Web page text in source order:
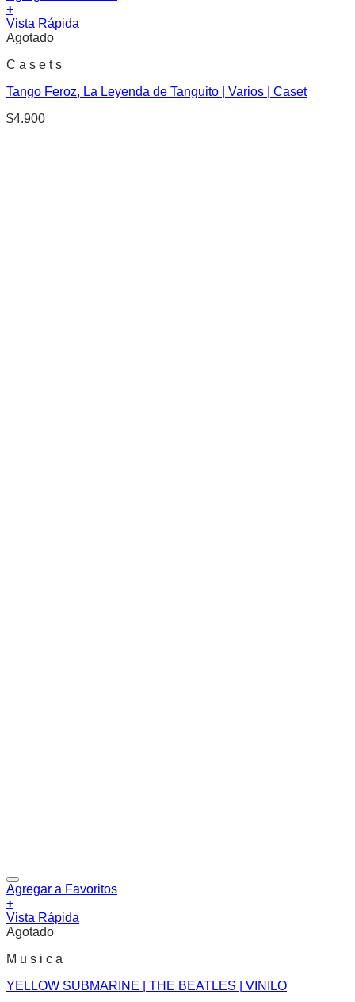
+
Vista Rápida
Agotado
C a s e t s
Tango Feroz, La Leyenda de Tanguito | Varios | Caset
$4.900
Agregar a Favoritos
+
Vista Rápida
Agotado
M u s i c a
YELLOW SUBMARINE | THE BEATLES | VINILO